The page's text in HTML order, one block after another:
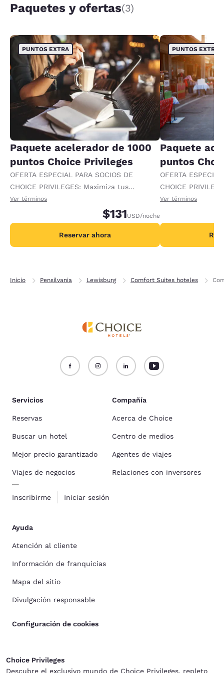
Paquetes y ofertas(3)
PUNTOS EXTRA
Paquete acelerador de 1000
puntos Choice Privileges
OFERTA ESPECIAL PARA SOCIOS DE
CHOICE PRIVILEGES: Maximiza tus
recompensas al recibir 1000 puntos
Ver términos
$131USD/noche
Reservar ahora
PUNTOS EXTRA
Paquete
puntos
OFERTA
CHOICE
recompensas al
Ver términos
Inicio Pensilvania Lewisburg Comfort Suites hoteles
Servicios
Reservas
Buscar un hotel
Mejor precio garantizado
Viajes de negocios
Inscribirme Iniciar sesión
Compañía
Acerca de Choice
Centro de medios
Agentes de viajes
Relaciones con inversores
Ayuda
Atención al cliente
Información de franquicias
Mapa del sitio
Divulgación responsable
Configuración de cookies
Choice Privileges
Descubre el exclusivo mundo de Choice Privileges, repleto